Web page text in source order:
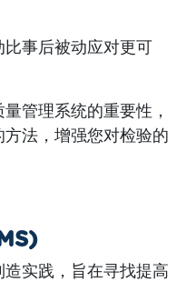
事后被动应对更可
管理系统的重要性，
方法，增强您对检验的
实践，旨在寻找提高